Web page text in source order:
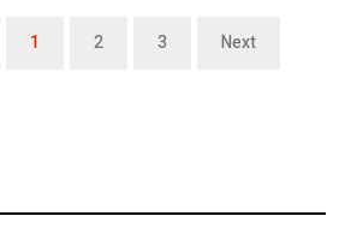
1 2 3 Next